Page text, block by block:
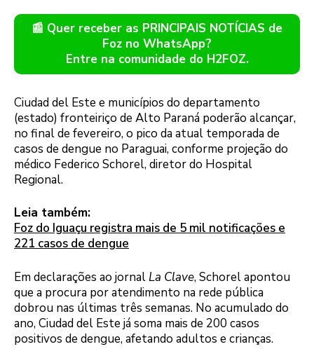
📰 Quer receber as PRINCIPAIS NOTÍCIAS de
Foz no WhatsApp?
Entre na comunidade do H2FOZ.
Ciudad del Este e municípios do departamento
(estado) fronteiriço de Alto Paraná poderão alcançar,
no final de fevereiro, o pico da atual temporada de
casos de dengue no Paraguai, conforme projeção do
médico Federico Schorel, diretor do Hospital
Regional.
Leia também:
Foz do Iguaçu registra mais de 5 mil notificações e
221 casos de dengue
Em declarações ao jornalLa Clave, Schorel apontou
que a procura por atendimento na rede pública
dobrou nas últimas três semanas. No acumulado do
ano, Ciudad del Este já soma mais de 200 casos
positivos de dengue, afetando adultos e crianças.